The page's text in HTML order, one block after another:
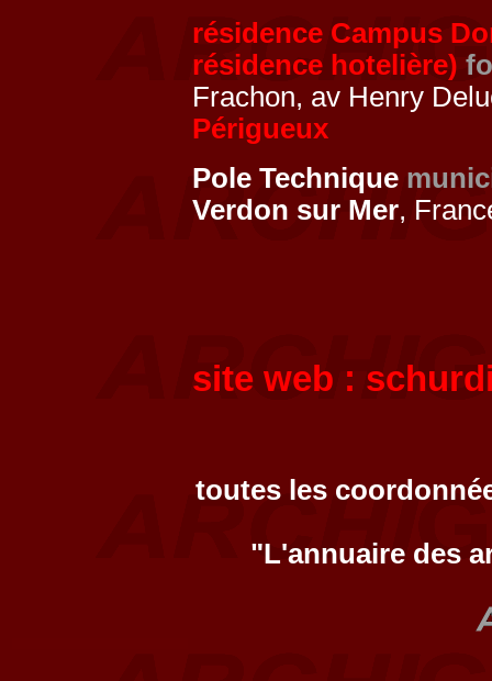
résidence Campus
résidence hotelière)
Frachon, av Henry
Périgueux
Pole Technique
Verdon sur Mer,
site web :
toutes les
"L'annuaire des